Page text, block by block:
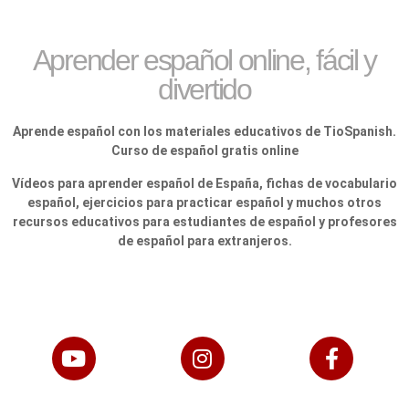
Aprender español online, fácil y
divertido
Aprende español con los materiales educativos de TioSpanish.
Curso de español gratis online
Vídeos para aprender español de España, fichas de vocabulario
español, ejercicios para practicar español y muchos otros
recursos educativos para estudiantes de español y profesores
de español para extranjeros.